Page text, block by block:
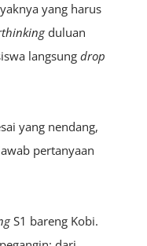
yang harus
duluan
langsung drop
yang nendang,
pertanyaan
S1 bareng Kobi.